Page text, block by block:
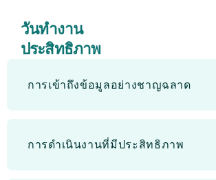
วันทำงาน
ประสิทธิภาพ
การเข้าถึงข้อมูลอย่างชาญฉลาด
การดำเนินงานที่มีประสิทธิภาพ